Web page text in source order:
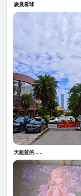
凌晨看球
天超蓝的……